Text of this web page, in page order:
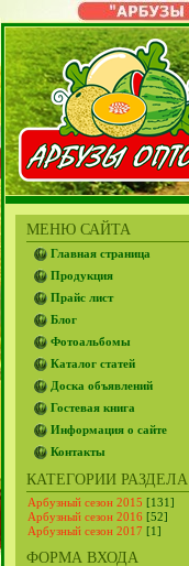
МЕНЮ САЙТА
Главная страница
Продукция
Прайс лист
Блог
Фотоальбомы
Каталог статей
Доска объявлений
Гостевая книга
Информация о сайте
Контакты
КАТЕГОРИИ РАЗДЕЛА
Арбузный сезон 2015 [131]
Арбузный сезон 2016 [52]
Арбузный сезон 2017 [1]
ФОРМА ВХОДА